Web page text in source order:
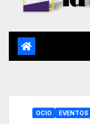
OCIO EVENTOS